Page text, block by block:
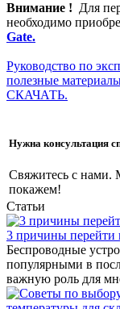
Внимание ! Для
необходимо
Gate.
Руководство по
полезные
СКАЧАТЬ.
Нужна консультация
Свяжитесь с нами.
покажем!
Статьи
3 причины перейти
Беспроводные
популярными в
важную роль для